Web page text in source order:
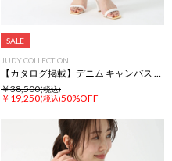
SALE
JUDY COLLECTION
【カタログ掲載】デニム キャンバス パンツ
￥38,500(税込)
￥19,250(税込)50%OFF